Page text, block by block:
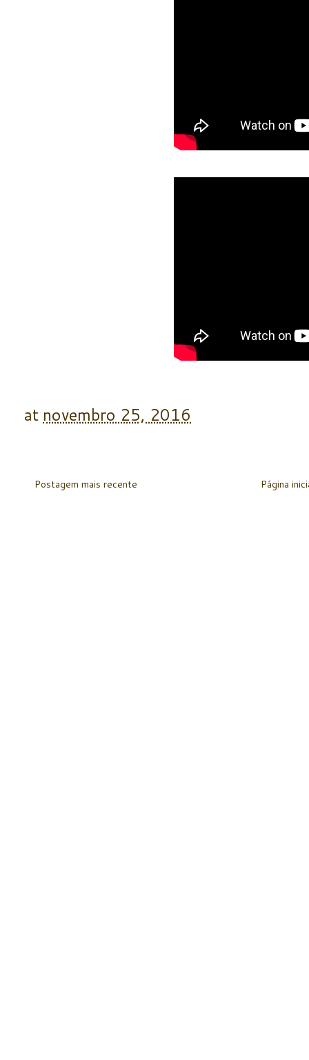
at novembro 25, 2016
Postagem mais recente Página